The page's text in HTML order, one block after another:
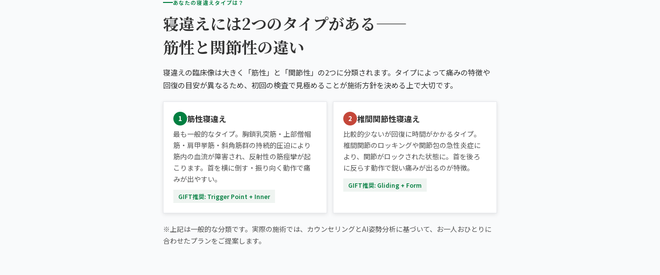
あなたの寝違えタイプは？
寝違えには2つのタイプがある——
筋性と関節性の違い
寝違えの臨床像は大きく「筋性」と「関節性」の2つに分類されます。タイプによって痛みの特徴や
回復の目安が異なるため、初回の検査で見極めることが施術方針を決める上で大切です。
1 筋性寝違え
最も一般的なタイプ。胸鎖乳突筋・上部僧帽
筋・肩甲挙筋・斜角筋群の持続的圧迫により
筋内の血流が障害され、反射性の筋痙攣が起
こります。首を横に倒す・振り向く動作で痛
みが出やすい。
GIFT推奨: Trigger Point + Inner
2 椎間関節性寝違え
比較的少ないが回復に時間がかかるタイプ。
椎間関節のロッキングや関節包の急性炎症に
より、関節がロックされた状態に。首を後ろ
に反らす動作で鋭い痛みが出るのが特徴。
GIFT推奨: Gliding + Form
※上記は一般的な分類です。実際の施術では、カウンセリングとAI姿勢分析に基づいて、お一人おひとりに
合わせたプランをご提案します。